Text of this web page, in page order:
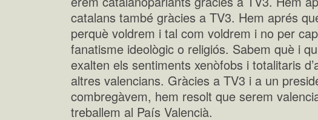
catalans també gràcies a TV3. Hem aprés
perquè voldrem i tal com voldrem i no per
fanatisme ideològic o religiós. Sabem què i
exalten els sentiments xenòfobs i totalitaris
altres valencians. Gràcies a TV3 i a un
combregàvem, hem resolt que serem
treballem al País Valencià.